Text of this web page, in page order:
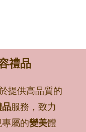
禮品
提供高品質的
品服務，致力
屬的變美體